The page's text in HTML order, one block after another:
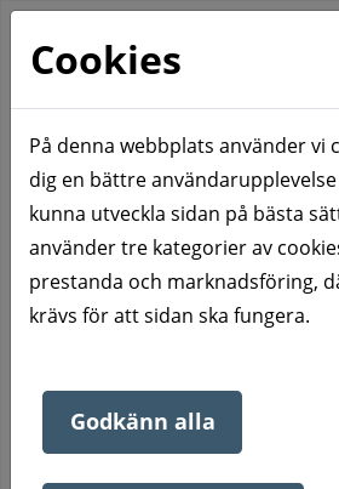
Hem Våra bostadsområden
Nygatan 3 A-B
Nygatan 3 A-B
Mycket fina lägenheter med
Cookies
På denna webbplats använder vi
dig en bättre
kunna utveckla sidan på bästa
använder tre kategorier av
prestanda och marknadsföring,
krävs för att sidan ska fungera.
Godkänn alla